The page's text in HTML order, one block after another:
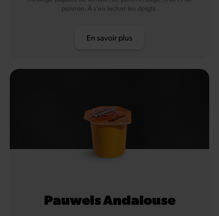
poivron. À s'en lécher les doigts.
En savoir plus
Pauwels Andalouse